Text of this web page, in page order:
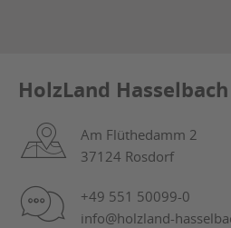
HolzLand Hasselbach
Am Flüthedamm 2
37124 Rosdorf
+49 551 50099-0
info@holzland-